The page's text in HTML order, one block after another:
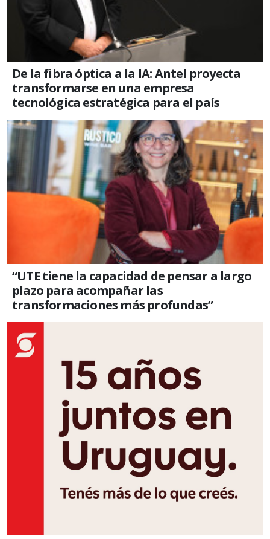
De la fibra óptica a la IA: Antel proyecta
transformarse en una empresa
tecnológica estratégica para el país
“UTE tiene la capacidad de pensar a largo
plazo para acompañar las
transformaciones más profundas”